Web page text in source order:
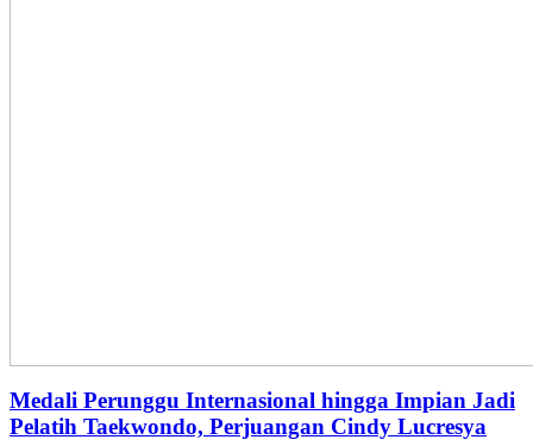
Medali Perunggu Internasional hingga Impian Jadi
Pelatih Taekwondo, Perjuangan Cindy Lucresya